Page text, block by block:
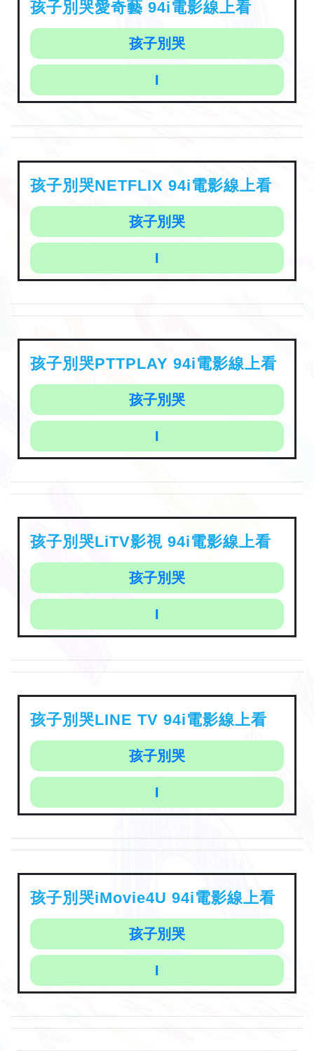
孩子別哭愛奇藝 94i電影線上看
孩子別哭
I
孩子別哭NETFLIX 94i電影線上看
孩子別哭
I
孩子別哭PTTPLAY 94i電影線上看
孩子別哭
I
孩子別哭LiTV影視 94i電影線上看
孩子別哭
I
孩子別哭LINE TV 94i電影線上看
孩子別哭
I
孩子別哭iMovie4U 94i電影線上看
孩子別哭
I